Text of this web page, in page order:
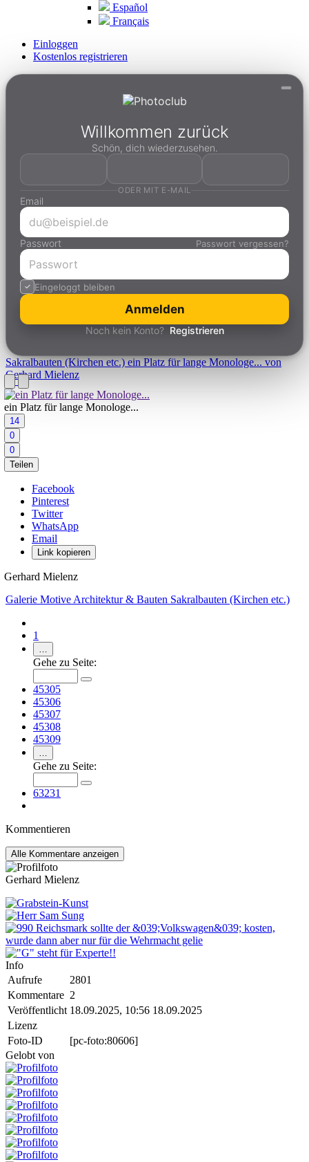
Español
Français
Einloggen
Kostenlos registrieren
Willkommen zurück
Schön, dich wiederzusehen.
ODER MIT E-MAIL
Email
Passwort Passwort vergessen?
Eingeloggt bleiben
Anmelden
Noch kein Konto? Registrieren
Sakralbauten (Kirchen etc.)ein Platz für lange Monologe... von
Gerhard Mielenz
ein Platz für lange Monologe...
14
0
0
Teilen
Facebook
Pinterest
Twitter
WhatsApp
Email
Link kopieren
Gerhard Mielenz
Galerie Motive Architektur & Bauten Sakralbauten (Kirchen etc.)
1
…
Gehe zu Seite:
45305
45306
45307
45308
45309
…
Gehe zu Seite:
63231
Kommentieren
Alle Kommentare anzeigen
Gerhard Mielenz
Info
Aufrufe
2801
Kommentare 2
Veröffentlicht 18.09.2025, 10:56 18.09.2025
Lizenz
Foto-ID
[pc-foto:80606]
Gelobt von